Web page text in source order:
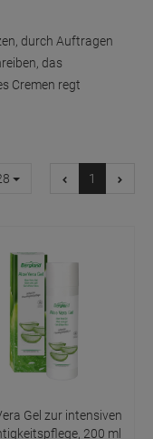
durch Auftragen
das
Cremen regt
1
Gel zur intensiven
200 ml